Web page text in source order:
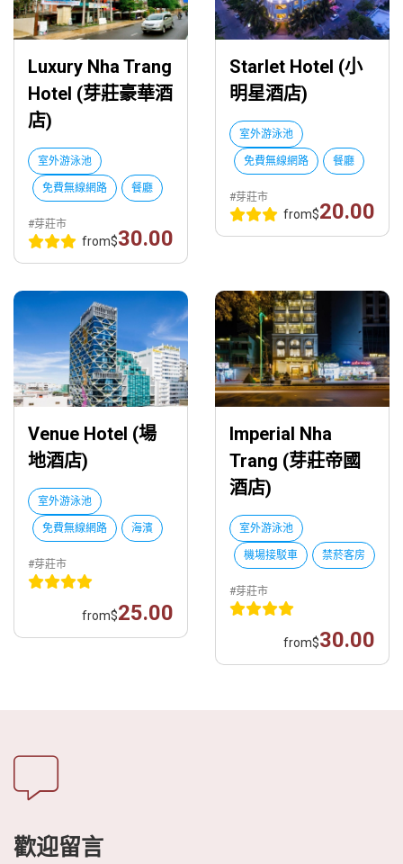
Luxury Nha Trang
Hotel (芽莊豪華酒
店)
室外游泳池
免費無線網路 餐廳
#芽莊市
from$30.00
Starlet Hotel (小
明星酒店)
室外游泳池
免費無線網路 餐廳
#芽莊市
from$20.00
Venue Hotel (場
地酒店)
室外游泳池
免費無線網路 海濱
#芽莊市
from$25.00
Imperial Nha
Trang (芽莊帝國
酒店)
室外游泳池
機場接駁車 禁菸客房
#芽莊市
from$30.00
歡迎留言